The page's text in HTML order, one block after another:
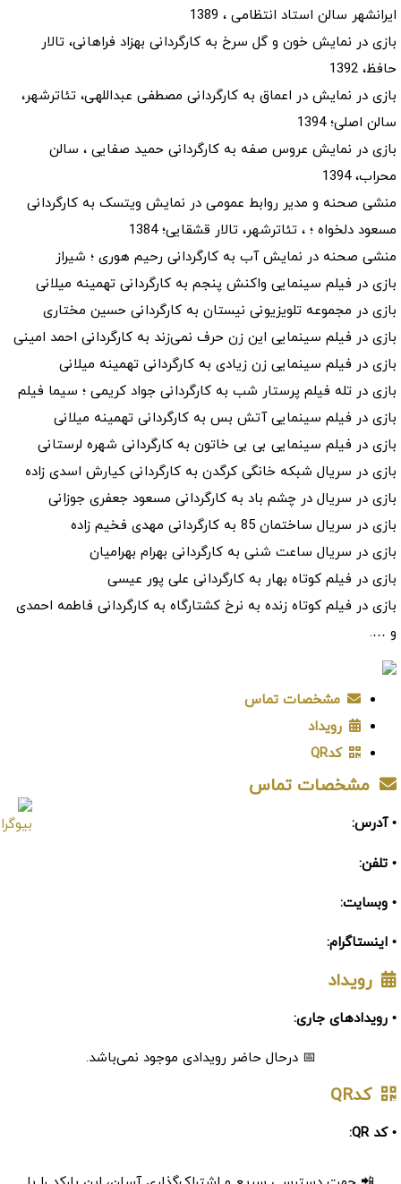
ایرانشهر سالن استاد انتظامی ، 1389
بازی در نمایش خون و گل سرخ به کارگردانی بهزاد فراهانی، تالار
حافظ، 1392
بازی در نمایش در اعماق به کارگردانی مصطفی عبداللهی، تئاترشهر،
سالن اصلی؛ 1394
بازی در نمایش عروس صفه به کارگردانی حمید صفایی ، سالن
محراب، 1394
منشی صحنه و مدیر روابط عمومی در نمایش ویتسک به کارگردانی
مسعود دلخواه ؛ ، تئاترشهر، تالار قشقایی؛ 1384
منشی صحنه در نمایش آب به کارگردانی رحیم هوری ؛ شیراز
بازی در فیلم سینمایی واکنش پنجم به کارگردانی تهمینه میلانی
بازی در مجموعه تلویزیونی نیستان به کارگردانی حسین مختاری
بازی در فیلم سینمایی این زن حرف نمی‌زند به کارگردانی احمد امینی
بازی در فیلم سینمایی زن زیادی به کارگردانی تهمینه میلانی
بازی در تله فیلم پرستار شب به کارگردانی جواد کریمی ؛ سیما فیلم
بازی در فیلم سینمایی آتش بس به کارگردانی تهمینه میلانی
بازی در فیلم سینمایی بی بی خاتون به کارگردانی شهره لرستانی
بازی در سریال شبکه خانگی کرگدن به کارگردانی کیارش اسدی زاده
بازی در سریال در چشم باد به کارگردانی مسعود جعفری جوزانی
بازی در سریال ساختمان 85 به کارگردانی مهدی فخیم زاده
بازی در سریال ساعت شنی به کارگردانی بهرام بهرامیان
بازی در فیلم کوتاه بهار به کارگردانی علی پور عیسی
بازی در فیلم کوتاه زنده به نرخ کشتارگاه به کارگردانی فاطمه احمدی
و ….
مشخصات تماس
رویداد
کدQR
مشخصات تماس
• آدرس:
• تلفن:
• وبسایت:
• اینستاگرام:
رویداد
• رویدادهای جاری:
📅 درحال حاضر رویدادی موجود نمی‌باشد.
کدQR
• کد QR: